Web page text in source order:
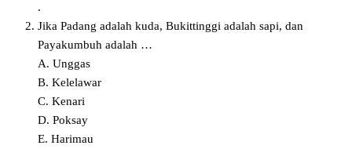
.
Jika Padang adalah kuda, Bukittinggi adalah sapi, dan
Payakumbuh adalah …
A. Unggas
B. Kelelawar
C. Kenari
D. Poksay
E. Harimau